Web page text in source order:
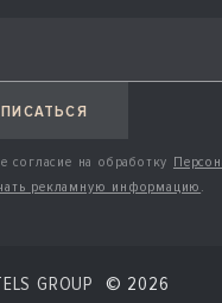
согласие на обработку
рекламную информацию.
GROUP © 2026